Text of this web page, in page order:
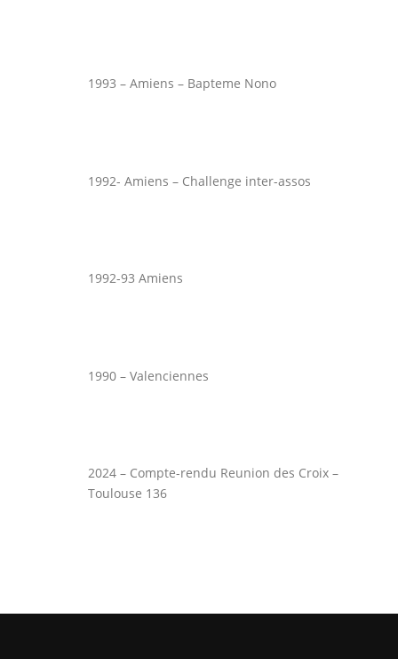
1993 – Amiens – Bapteme Nono
1992- Amiens – Challenge inter-assos
1992-93 Amiens
1990 – Valenciennes
2024 – Compte-rendu Reunion des Croix –
Toulouse 136